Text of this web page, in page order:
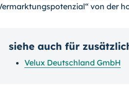
von der
siehe auch für
Velux Deutschland GmbH